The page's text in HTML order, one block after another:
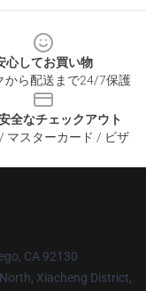
心してお買い物
から配送まで24/7保護
全なチェックアウト
マスターカード / ビザ
CA 92130
Xiacheng District,